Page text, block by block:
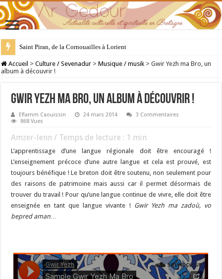
28 juillet : Saint Samson de Dol, père de la Bretagne chrétienne
Accueil > Culture / Sevenadur > Musique / musik > Gwir Yezh ma Bro, un
album à découvrir !
Gwir Yezh ma Bro, un album à découvrir !
Eflamm Caouissin 24 mars 2014
3 Commentaires
868 Vues
Amzer-lenn / Temps de lecture : 1 min
L’apprentissage d’une langue régionale doit être encouragé !
L’enseignement précoce d’une autre langue et cela est prouvé, est
toujours bénéfique ! Le breton doit être soutenu, non seulement pour
des raisons de patrimoine mais aussi car il permet désormais de
trouver du travail ! Pour qu’une langue continue de vivre, elle doit être
enseignée en tant que langue vivante ! Gwir Yezh ma zadoù, vo
bepred aman…